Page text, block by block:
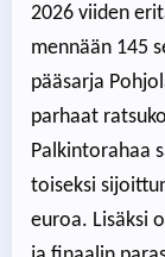
2026 viiden
mennään 145
pääsarja
parhaat
Palkintorahaa
toiseksi
euroa. Lisäksi